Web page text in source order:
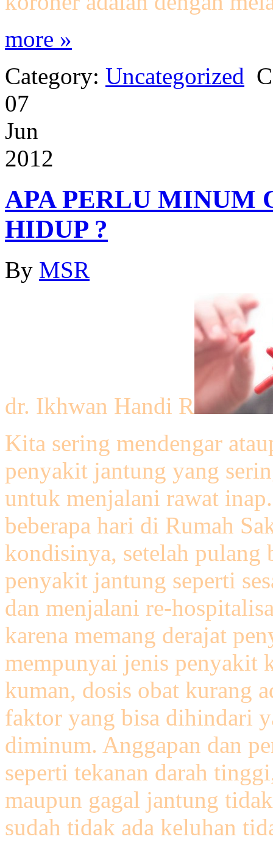
more »
Category: Uncategorized
07
Jun
2012
APA PERLU MINUM
HIDUP ?
By MSR
dr. Ikhwan Handi R
Kita sering mendengar
penyakit jantung yang
untuk menjalani rawat
beberapa hari di Rumah
kondisinya, setelah pulang
penyakit jantung seperti
dan menjalani re-
karena memang derajat
mempunyai jenis penyakit
kuman, dosis obat kurang
faktor yang bisa dihindari
diminum. Anggapan dan
seperti tekanan darah
maupun gagal jantung
sudah tidak ada keluhan